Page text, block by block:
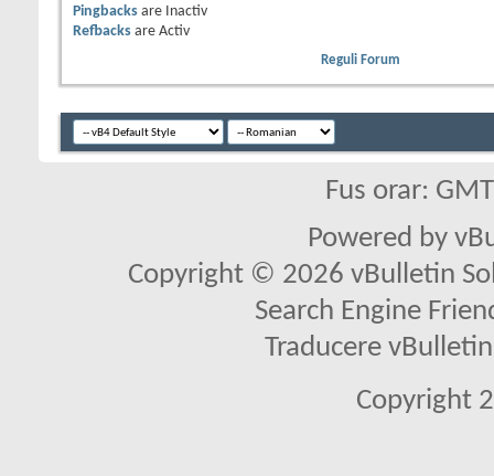
Pingbacks are
Inactiv
Refbacks are Activ
Reguli Forum
Fus orar:
Powered by
Copyright © 2026 vBulletin
Search Engine
Traducere
Copyright